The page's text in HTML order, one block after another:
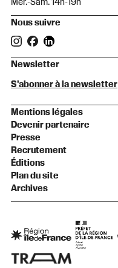
Nous suivre
Newsletter
S'abonner à la newsletter
Mentions légales
Devenir partenaire
Presse
Recrutement
Éditions
Plan du site
Archives